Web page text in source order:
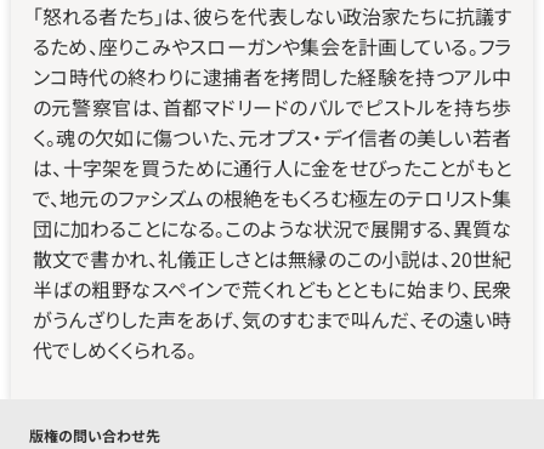
「怒れる者たち」は、彼らを代表しない政治家たちに抗議す
るため、座りこみやスローガンや集会を計画している。フラ
ンコ時代の終わりに逮捕者を拷問した経験を持つアル中
の元警察官は、首都マドリードのバルでピストルを持ち歩
く。魂の欠如に傷ついた、元オプス・デイ信者の美しい若者
は、十字架を買うために通行人に金をせびったことがもと
で、地元のファシズムの根絶をもくろむ極左のテロリスト集
団に加わることになる。このような状況で展開する、異質な
散文で書かれ、礼儀正しさとは無縁のこの小説は、20世紀
半ばの粗野なスペインで荒くれどもとともに始まり、民衆
がうんざりした声をあげ、気のすむまで叫んだ、その遠い時
代でしめくくられる。
版権の問い合わせ先